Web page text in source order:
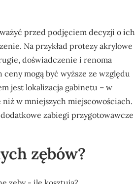
przed podjęciem decyzji o ich
Na przykład protezy akrylowe
doświadczenie i renoma
mogą być wyższe ze względu
jest lokalizacja gabinetu – w
niż w mniejszych miejscowościach.
zabiegi przygotowawcze
zębów?